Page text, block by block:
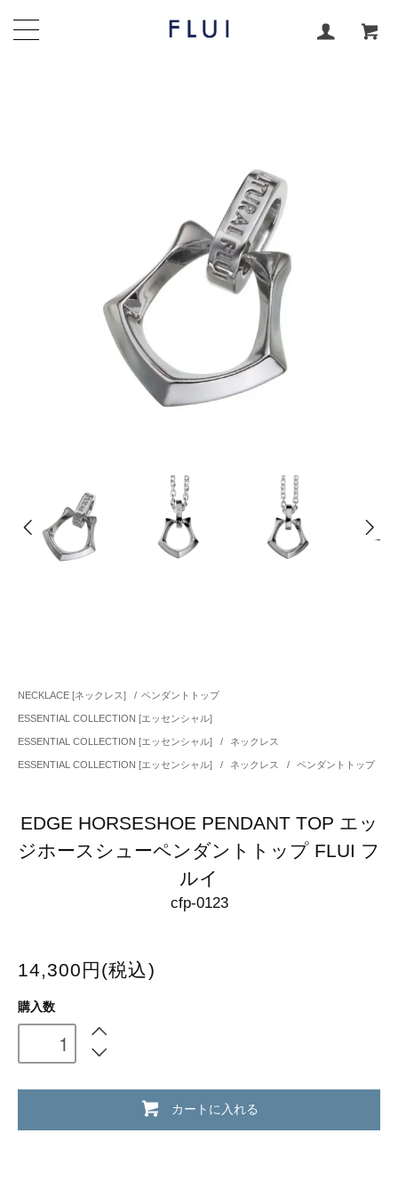
NECKLACE [ネックレス] / ペンダントトップ
ESSENTIAL COLLECTION [エッセンシャル]
ESSENTIAL COLLECTION [エッセンシャル] / ネックレス
ESSENTIAL COLLECTION [エッセンシャル] / ネックレス / ペンダントトップ
EDGE HORSESHOE PENDANT TOP エッ
ジホースシューペンダントトップ FLUI フ
ルイ
cfp-0123
14,300円(税込)
購入数
カートに入れる